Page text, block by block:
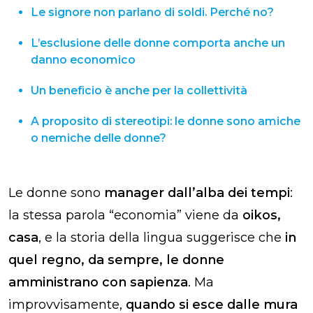
Le signore non parlano di soldi. Perché no?
L’esclusione delle donne comporta anche un
danno economico
Un beneficio è anche per la collettività
A proposito di stereotipi: le donne sono amiche
o nemiche delle donne?
Le donne sono manager dall’alba dei tempi:
la stessa parola “economia” viene da oikos,
casa, e la storia della lingua suggerisce che in
quel regno, da sempre, le donne
amministrano con sapienza. Ma
improvvisamente, quando si esce dalle mura